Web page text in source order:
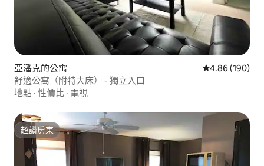
亞潘克的公寓 從 190 則評價
4.86 (190)
舒適公寓（附特大床） - 獨立入口
地點 · 性價比 · 電視
超讚房東
超讚房東